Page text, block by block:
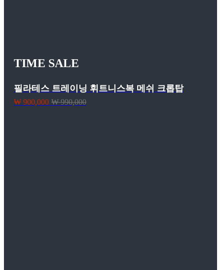
TIME SALE
필라테스 트레이닝 휘트니스복 메쉬 크롭탑
₩ 900,000 ₩ 990,000